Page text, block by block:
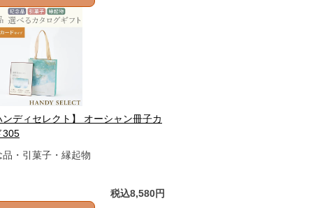
ンディセレクト】 オーシャン冊子カ
305
品・引菓子・縁起物
税込8,580円